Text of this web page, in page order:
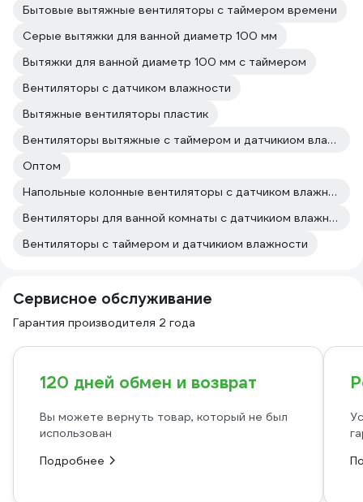
Бытовые вытяжные вентиляторы с таймером времени
Серые вытяжки для ванной диаметр 100 мм
Вытяжки для ванной диаметр 100 мм с таймером
Вентиляторы с датчиком влажности
Вытяжные вентиляторы пластик
Вентиляторы вытяжные с таймером и датчикиом влажности
Оптом
Напольные колонные вентиляторы с датчиком влажности
Вентиляторы для ванной комнаты с датчикиом влажности
Вентиляторы с таймером и датчикиом влажности
Сервисное обслуживание
Гарантия производителя 2 года
120 дней обмен и возврат
Вы можете вернуть товар, который не был
использован
Подробнее